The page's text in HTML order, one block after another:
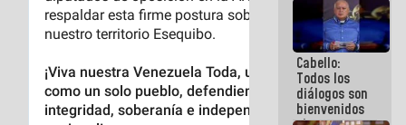
gobernadores
planes de
recuperación
del Sistema
Eléctrico
Nacional
Cabello:
Todos los
diálogos son
bienvenidos